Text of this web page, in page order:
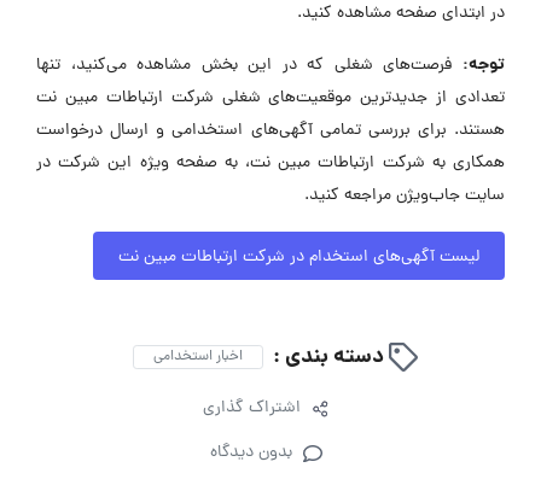
در ابتدای صفحه مشاهده کنید.
توجه: فرصت‌های شغلی که در این بخش مشاهده می‌کنید، تنها
تعدادی از جدیدترین موقعیت‌های شغلی شرکت ارتباطات مبین نت
هستند. برای بررسی تمامی آگهی‌های استخدامی و ارسال درخواست
همکاری به شرکت ارتباطات مبین نت، به صفحه ویژه این شرکت در
سایت جاب‌ویژن مراجعه کنید.
لیست آگهی‌های استخدام در شرکت ارتباطات مبین نت
دسته بندی : اخبار استخدامی
اشتراک گذاری
بدون دیدگاه